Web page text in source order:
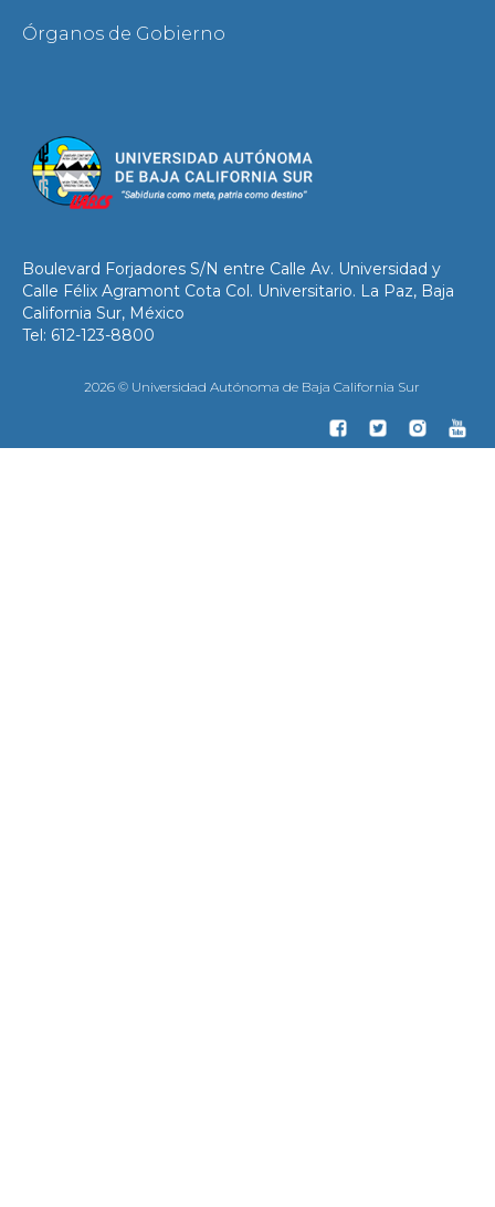
Órganos de Gobierno
Boulevard Forjadores S/N entre Calle Av. Universidad y
Calle Félix Agramont Cota Col. Universitario. La Paz, Baja
California Sur, México
Tel: 612-123-8800
2026 © Universidad Autónoma de Baja California Sur